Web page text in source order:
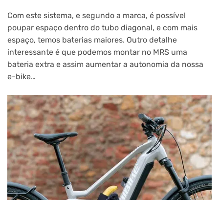
Com este sistema, e segundo a marca, é possível
poupar espaço dentro do tubo diagonal, e com mais
espaço, temos baterias maiores. Outro detalhe
interessante é que podemos montar no MRS uma
bateria extra e assim aumentar a autonomia da nossa
e-bike…